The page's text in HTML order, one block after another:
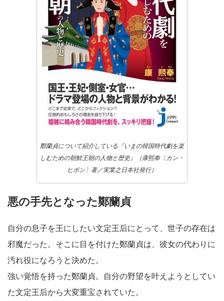
鄭蘭貞について紹介している『いまの韓国時代劇を楽
しむための朝鮮王朝の人物と歴史』（康熙奉〔カン・
ヒボン〕著／実業之日本社発行）
悪の手先となった鄭蘭貞
自分の息子を王にしたい文定王后にとって、世子の存在は
邪魔だった。そこに目を付けた鄭蘭貞は、彼女の代わりに
汚れ役になろうと決めた。
強い覚悟を持った鄭蘭貞。自分の野望を叶えようとしてい
た文定王后から大変重宝されていた。